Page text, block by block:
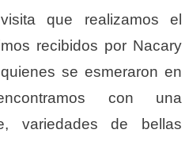
que realizamos el
recibidos por Nacary
se esmeraron en
con una
variedades de bellas